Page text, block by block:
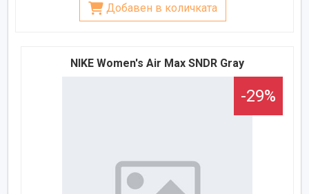
Добавен в количката
NIKE Women's Air Max SNDR Gray
-29%